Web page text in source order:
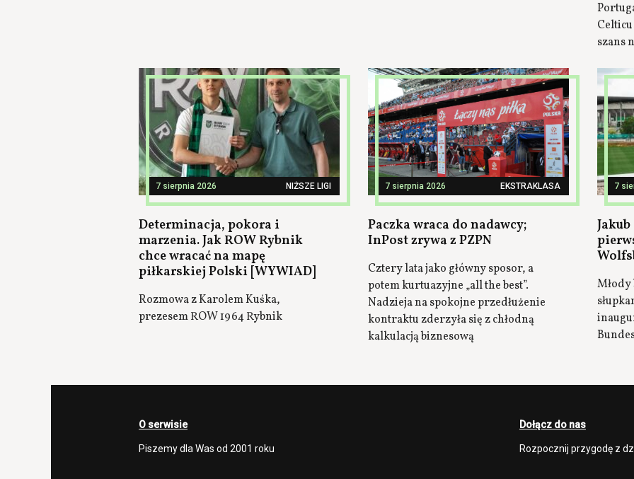
szans
7 sierpnia 2026 NIŻSZE LIGI
Determinacja, pokora i
marzenia. Jak ROW Rybnik
chce wracać na mapę
piłkarskiej Polski [WYWIAD]
Rozmowa z Karolem Kuśka,
prezesem ROW 1964 Rybnik
7 sierpnia 2026 EKSTRAKLASA
Paczka wraca do nadawcy;
InPost zrywa z PZPN
Cztery lata jako główny sposor, a
potem kurtuazyjne „all the best”.
Nadzieja na spokojne przedłużenie
kontraktu zderzyła się z chłodną
kalkulacją biznesową
7
O serwisie
Piszemy dla Was od 2001 roku
Dołącz do nas
Rozpocznij przygodę z